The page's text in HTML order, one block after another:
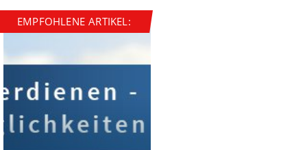
EMPFOHLENE ARTIKEL: